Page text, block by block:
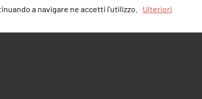
a navigare ne accetti l'utilizzo.
Ulteriori